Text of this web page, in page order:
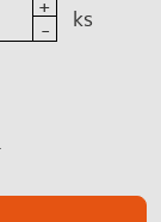
ks